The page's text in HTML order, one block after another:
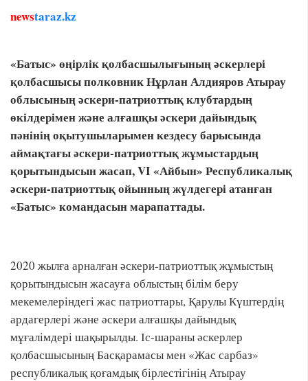
newstaraz.kz
«Батыс» өңірлік қолбасшылығының әскерлері
қолбасшысы полковник Нұрлан Алдияров Атырау
облысының әскери-патриоттық клубтардың
өкілдерімен және алғашқы әскери дайындық
пәнінің оқытушыларымен кездесу барысында
аймақтағы әскери-патриоттық жұмыстардың
қорытындысын жасап, VI «Айбын» Республикалық
әскери-патриоттық ойынның жүлдегері атанған
«Батыс» командасын марапаттады.
2020 жылға арналған әскери-патриоттық жұмыстың
қорытындысын жасауға облыстың білім беру
мекемелеріндегі жас патриоттары, Қарулы Күштердің
ардагерлері және әскери алғашқы дайындық
мұғалімдері шақырылды. Іс-шараны әскерлер
қолбасшысының Басқарамасы мен «Жас сарбаз»
республикалық қоғамдық бірлестігінің Атырау